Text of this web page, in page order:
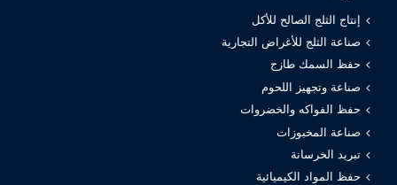
إنتاج الثلج الصالح للأكل
صناعة الثلج للأغراض التجارية
حفظ السمك طازج
صناعة وتجهيز اللحوم
حفظ الفواكه والخضروات
صناعة المخبوزات
تبريد الخرسانة
حفظ المواد الكيميائية